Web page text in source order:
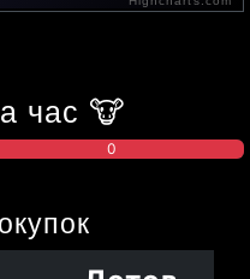
час 🐮